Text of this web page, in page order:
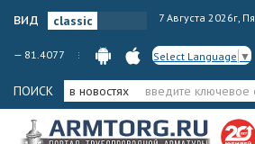
вид 7 Августа 2026г,
— 81.4077 Select Language ▼
ПОИСК в новостях